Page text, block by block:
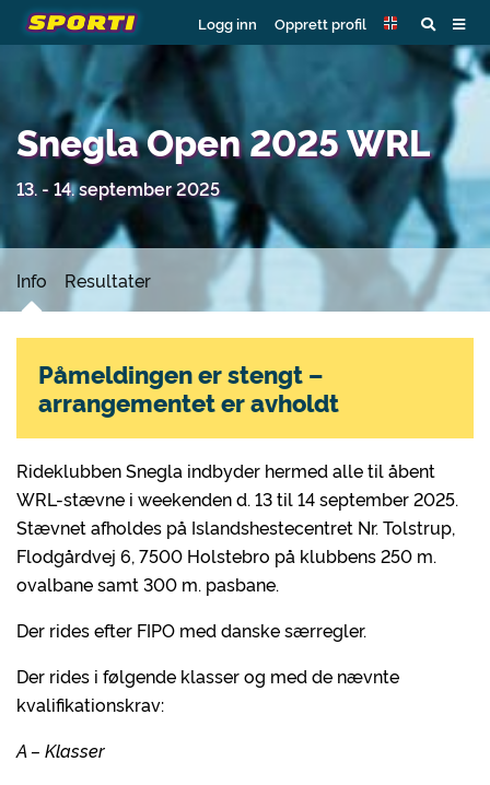
Logg inn Opprett profil
Snegla Open 2025 WRL
13. - 14. september 2025
Info Resultater
Rideklubben Snegla indbyder hermed alle til åbent
WRL-stævne i weekenden d. 13 til 14 september 2025.
Stævnet afholdes på Islandshestecentret Nr. Tolstrup,
Flodgårdvej 6, 7500 Holstebro på klubbens 250 m.
ovalbane samt 300 m. pasbane.
Der rides efter FIPO med danske særregler.
Der rides i følgende klasser og med de nævnte
kvalifikationskrav:
A – Klasser
Påmeldingen er stengt –
arrangementet er avholdt